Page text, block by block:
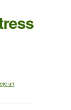
un